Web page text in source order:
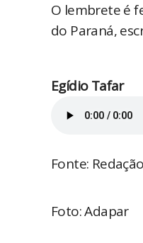
O lembrete é
do Paraná,
Egídio Tafar
Fonte:
Foto: Adapar